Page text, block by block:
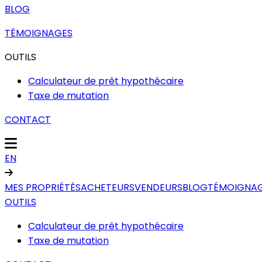
BLOG
TÉMOIGNAGES
OUTILS
Calculateur de prêt hypothécaire
Taxe de mutation
CONTACT
EN
MES PROPRIÉTÉSACHETEURSVENDEURSBLOG
OUTILS
Calculateur de prêt hypothécaire
Taxe de mutation